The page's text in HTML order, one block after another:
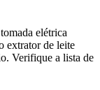
elétrica
extrator de leite
Verifique a lista de